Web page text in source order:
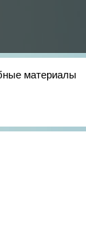
материалы